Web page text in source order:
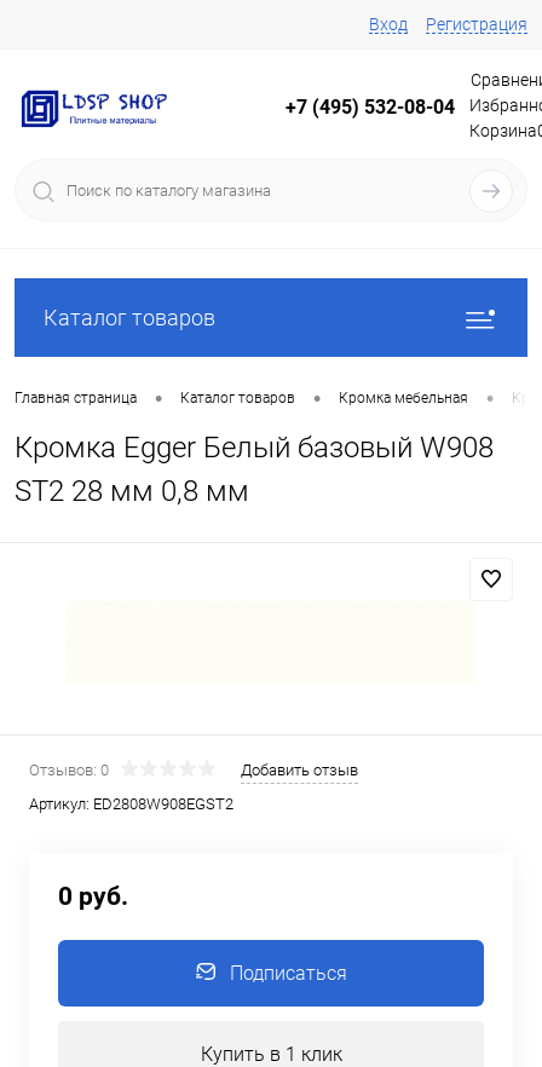
Вход Регистрация
+7 (495) 532-08-04
Корзина
Каталог товаров
Главная страница • Каталог товаров • Кромка мебельная •
Кромка Egger Белый базовый W908
ST2 28 мм 0,8 мм
Отзывов: 0
Добавить отзыв
Артикул: ED2808W908EGST2
0 руб.
Подписаться
Купить в 1 клик